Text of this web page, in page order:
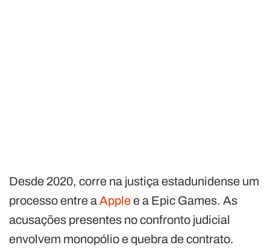
Desde 2020, corre na justiça estadunidense um
processo entre aApplee a Epic Games. As
acusações presentes no confronto judicial
envolvem monopólio e quebra de contrato.